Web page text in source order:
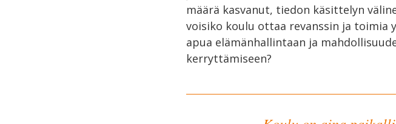
määrä kasvanut, tiedon käsittelyn
voisiko koulu ottaa revanssin ja toimia
apua elämänhallintaan ja
kerryttämiseen?